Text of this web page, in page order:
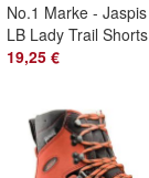
No.1 Marke - Jaspis
LB Lady Trail Shorts
- Super Sales !! #
19,25 €